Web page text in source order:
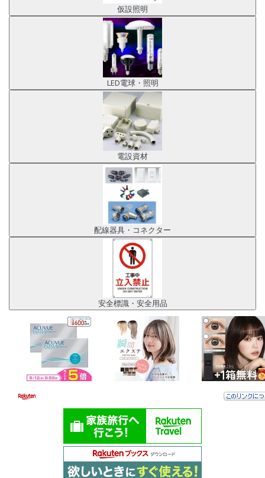
仮設照明
LED電球・照明
電設資材
配線器具・コネクター
安全標識・安全用品